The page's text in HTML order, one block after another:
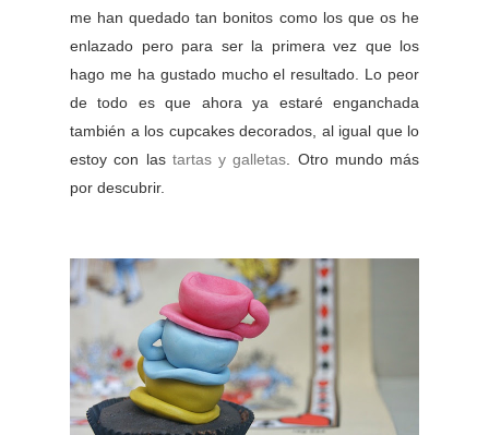
me han quedado tan bonitos como los que os he
enlazado pero para ser la primera vez que los
hago me ha gustado mucho el resultado. Lo peor
de todo es que ahora ya estaré enganchada
también a los cupcakes decorados, al igual que lo
estoy con las tartas y galletas. Otro mundo más
por descubrir.